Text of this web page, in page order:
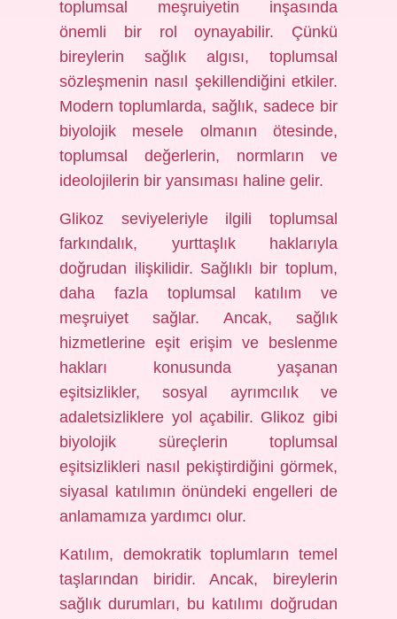
toplumsal meşruiyetin inşasında
önemli bir rol oynayabilir. Çünkü
bireylerin sağlık algısı, toplumsal
sözleşmenin nasıl şekillendiğini etkiler.
Modern toplumlarda, sağlık, sadece bir
biyolojik mesele olmanın ötesinde,
toplumsal değerlerin, normların ve
ideolojilerin bir yansıması haline gelir.
Glikoz seviyeleriyle ilgili toplumsal
farkındalık, yurttaşlık haklarıyla
doğrudan ilişkilidir. Sağlıklı bir toplum,
daha fazla toplumsal katılım ve
meşruiyet sağlar. Ancak, sağlık
hizmetlerine eşit erişim ve beslenme
hakları konusunda yaşanan
eşitsizlikler, sosyal ayrımcılık ve
adaletsizliklere yol açabilir. Glikoz gibi
biyolojik süreçlerin toplumsal
eşitsizlikleri nasıl pekiştirdiğini görmek,
siyasal katılımın önündeki engelleri de
anlamamıza yardımcı olur.
Katılım, demokratik toplumların temel
taşlarından biridir. Ancak, bireylerin
sağlık durumları, bu katılımı doğrudan